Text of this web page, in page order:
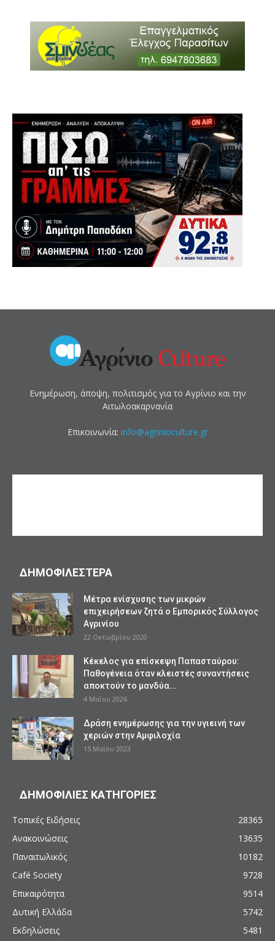
Ενημέρωση, άποψη, πολιτισμός για το Αγρίνιο και την
Αιτωλοακαρνανία
Επικοινωνία: info@agrinioculture.gr
ΔΗΜΟΦΙΛΕΣΤΕΡΑ
Mέτρα ενίσχυσης των μικρών
επιχειρήσεων ζητά ο Εμπορικός Σύλλογος
Αγρινίου
22 Οκτωβρίου 2020
Κέκελος για επίσκεψη Παπασταύρου:
Παθογένεια όταν κλειστές συναντήσεις
αποκτούν το μανδύα...
4 Μαΐου 2026
Δράση ενημέρωσης για την υγιεινή των
χεριών στην Αμφιλοχία
15 Μαΐου 2023
ΔΗΜΟΦΙΛΙΕΣ ΚΑΤΗΓΟΡΙΕΣ
Τοπικές Ειδήσεις
28365
Ανακοινώσεις
13635
Παναιτωλικός
10182
Café Society
9728
Επικαιρότητα
9514
Δυτική Ελλάδα
5742
Εκδηλώσεις
5481